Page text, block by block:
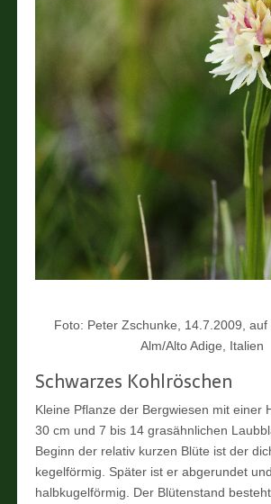
Foto: Peter Zschunke, 14.7.2009, auf
Alm/Alto Adige, Italien
Schwarzes Kohlröschen
Kleine Pflanze der Bergwiesen mit einer
30 cm und 7 bis 14 grasähnlichen
Beginn der relativ kurzen Blüte ist der
kegelförmig. Später ist er abgerundet und
halbkugelförmig. Der Blütenstand